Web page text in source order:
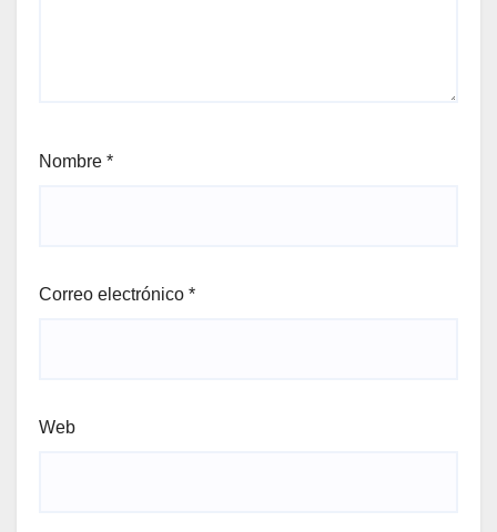
Nombre *
Correo electrónico *
Web